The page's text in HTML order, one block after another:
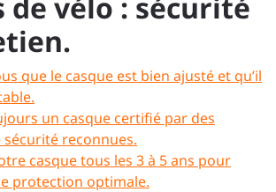
que le casque est bien ajusté et qu’il
un casque certifié par des
reconnues.
casque tous les 3 à 5 ans pour
protection optimale.